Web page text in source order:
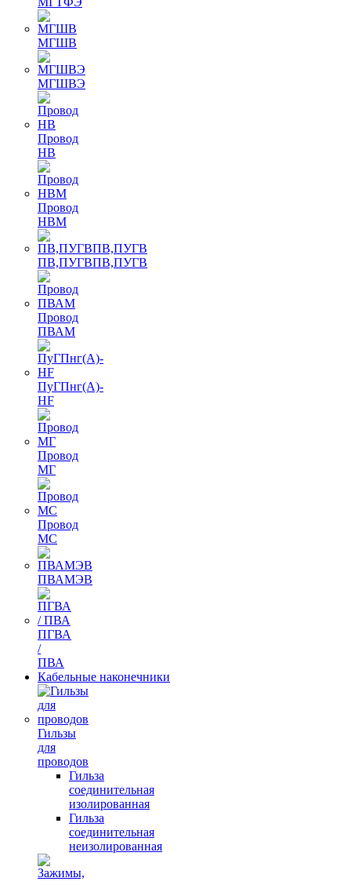
МГШВ
МГШВЭ
Провод
НВ
Провод
НВМ
ПВ,ПУГВПВ,ПУГВ
Провод
ПВАМ
ПуГПнг(A)-
HF
Провод
МГ
Провод
МС
ПВАМЭВ
ПГВА
/
ПВА
Кабельные наконечники
Гильзы
для
проводов
Гильза
соединительная
изолированная
Гильза
соединительная
неизолированная